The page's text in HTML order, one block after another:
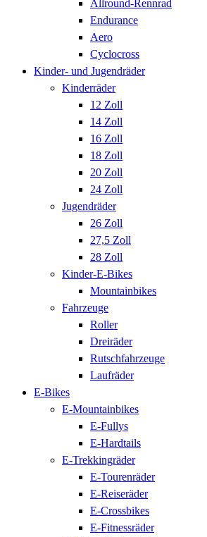
Allround-Rennrad
Endurance
Aero
Cyclocross
Kinder- und Jugendräder
Kinderräder
12 Zoll
14 Zoll
16 Zoll
18 Zoll
20 Zoll
24 Zoll
Jugendräder
26 Zoll
27,5 Zoll
28 Zoll
Kinder-E-Bikes
Mountainbikes
Fahrzeuge
Roller
Dreiräder
Rutschfahrzeuge
Laufräder
E-Bikes
E-Mountainbikes
E-Fullys
E-Hardtails
E-Trekkingräder
E-Tourenräder
E-Reiseräder
E-Crossbikes
E-Fitnessräder